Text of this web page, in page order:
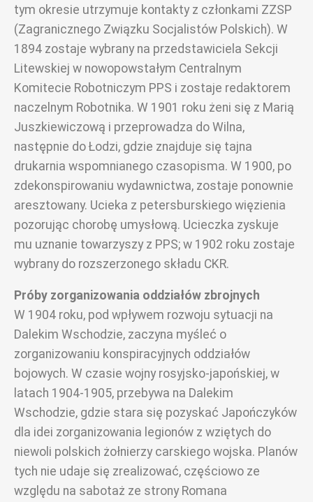
tym okresie utrzymuje kontakty z członkami ZZSP
(Zagranicznego Związku Socjalistów Polskich). W
1894 zostaje wybrany na przedstawiciela Sekcji
Litewskiej w nowopowstałym Centralnym
Komitecie Robotniczym PPS i zostaje redaktorem
naczelnym Robotnika. W 1901 roku żeni się z Marią
Juszkiewiczową i przeprowadza do Wilna,
następnie do Łodzi, gdzie znajduje się tajna
drukarnia wspomnianego czasopisma. W 1900, po
zdekonspirowaniu wydawnictwa, zostaje ponownie
aresztowany. Ucieka z petersburskiego więzienia
pozorując chorobę umysłową. Ucieczka zyskuje
mu uznanie towarzyszy z PPS; w 1902 roku zostaje
wybrany do rozszerzonego składu CKR.
Próby zorganizowania oddziałów zbrojnych
W 1904 roku, pod wpływem rozwoju sytuacji na
Dalekim Wschodzie, zaczyna myśleć o
zorganizowaniu konspiracyjnych oddziałów
bojowych. W czasie wojny rosyjsko-japońskiej, w
latach 1904-1905, przebywa na Dalekim
Wschodzie, gdzie stara się pozyskać Japończyków
dla idei zorganizowania legionów z wziętych do
niewoli polskich żołnierzy carskiego wojska. Planów
tych nie udaje się zrealizować, częściowo ze
względu na sabotaż ze strony Romana